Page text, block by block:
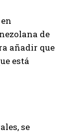
de
añadir que
está
se